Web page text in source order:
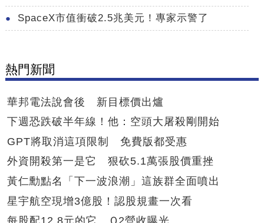
SpaceX市值衝破2.5兆美元！專家示警了
熱門新聞
華邦電法說會後 新目標價出爐
下週恐跌破半年線！他：空頭大屠殺剛開始
GPT將取消這項限制 免費版都受惠
外資開殺第一是它 狠砍5.1萬張股價重挫
黃仁勳點名「下一波浪潮」這族群全面噴出
星宇航空現增3億股！認股規畫一次看